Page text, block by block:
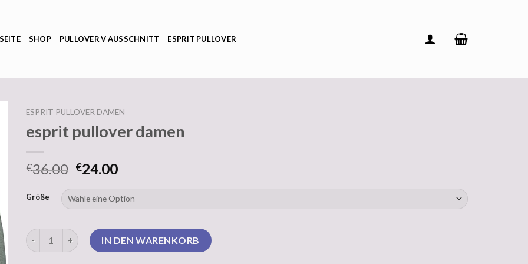
SHOP PULLOVER V AUSSCHNITT ESPRIT PULLOVER
ESPRIT PULLOVER DAMEN
esprit pullover damen
€36.00 €24.00
Größe
esprit pullover damen MengeIN DEN WARENKORB